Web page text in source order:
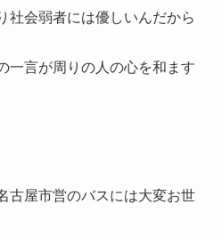
社会弱者には優しいんだから
言が周りの人の心を和ます
古屋市営のバスには大変お世